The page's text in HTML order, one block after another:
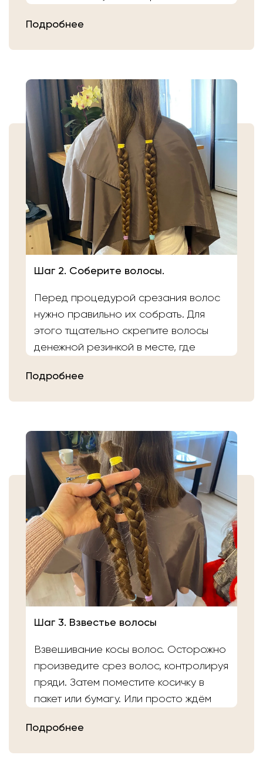
Затем плотно закрепите волосы
самостоятельно, то косичку
аккуратно уложите в пакет или бумагу.
Или просто приходите в салон «Банк
Волос».
Подробнее
Шаг 2. Соберите волосы.
Перед процедурой срезания волос
нужно правильно их собрать. Для
этого тщательно скрепите волосы
денежной резинкой в месте, где
Подробнее
Шаг 3. Взвестье волосы
Взвешивание косы волос. Осторожно
произведите срез волос, контролируя
пряди. Затем поместите косичку в
пакет или бумагу. Или просто ждём
мастера выполнят срез волос и
Подробнее